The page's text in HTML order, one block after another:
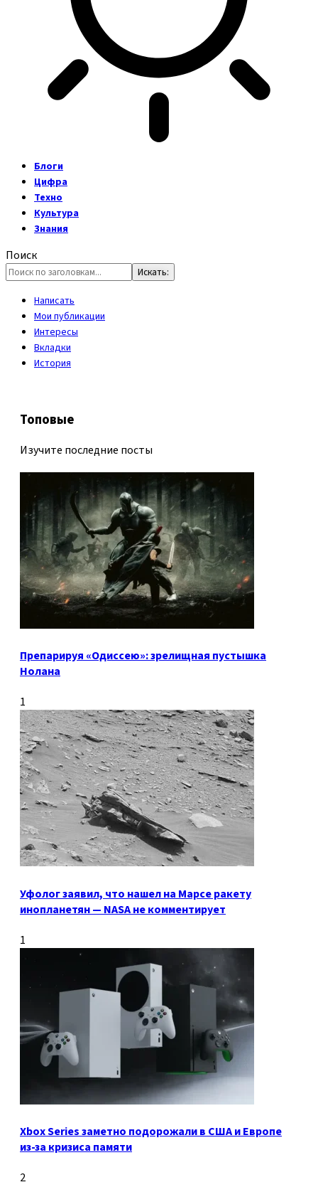
Блоги
Цифра
Техно
Культура
Знания
Поиск
Написать
Мои публикации
Интересы
Вкладки
История
Топовые
Изучите последние посты
Препарируя «Одиссею»: зрелищная пустышка
Нолана
1
Уфолог заявил, что нашел на Марсе ракету
инопланетян — NASA не комментирует
1
Xbox Series заметно подорожали в США и Европе
из-за кризиса памяти
2